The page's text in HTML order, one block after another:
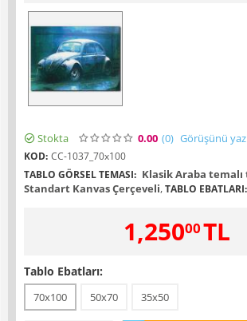
Stokta 0.00 (0) Görüşünü yaz
KOD: CC-1037_70x100
TABLO GÖRSEL TEMASI: Klasik Araba
Standart Kanvas Çerçeveli,TABLO EBATLARI:
1,25000TL
Tablo Ebatları:
70x100 50x70 35x50